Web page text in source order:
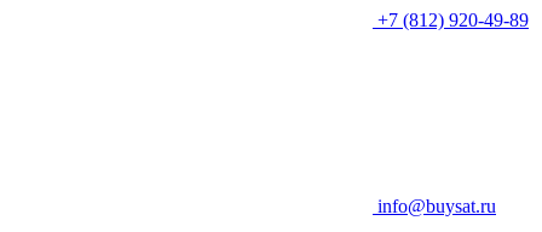
+7 (812) 920-49-89
info@buysat.ru